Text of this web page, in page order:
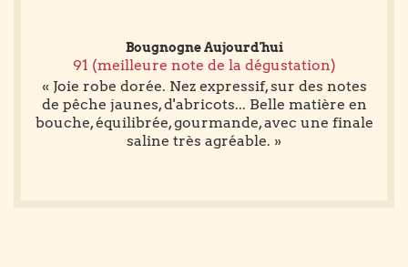
Bougnogne Aujourd'hui
91 (meilleure note de la dégustation)
« Joie robe dorée. Nez expressif, sur des notes
de pêche jaunes, d'abricots... Belle matière en
bouche, équilibrée, gourmande, avec une finale
saline très agréable. »